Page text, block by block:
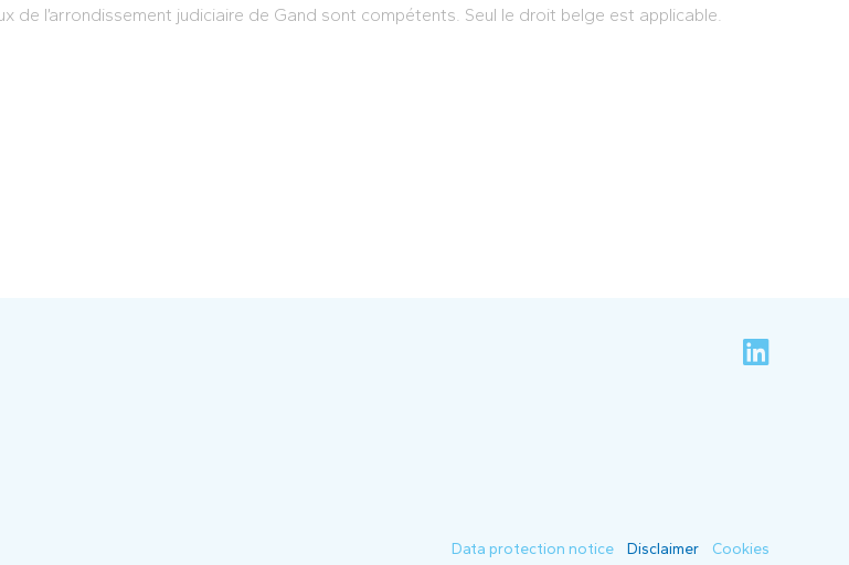
de l’arrondissement judiciaire de Gand sont compétents. Seul le droit belge est applicable.
Data protection notice Disclaimer Cookies